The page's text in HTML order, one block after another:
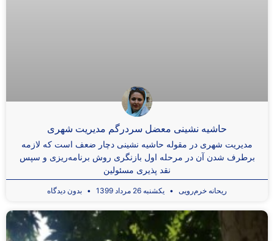
حاشیه نشینی معضل سردرگم مدیریت شهری
مدیریت شهری در مقوله حاشیه نشینی دچار ضعف است که لازمه
برطرف شدن آن در مرحله اول بازنگری روش برنامه‌ریزی و سپس
نقد پذیری مسئولین
ریحانه خرم‌رویی یکشنبه 26 مرداد 1399 بدون دیدگاه